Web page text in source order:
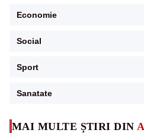
MAI MULTE ȘTIRI DIN
Economie
Social
Sport
Sanatate